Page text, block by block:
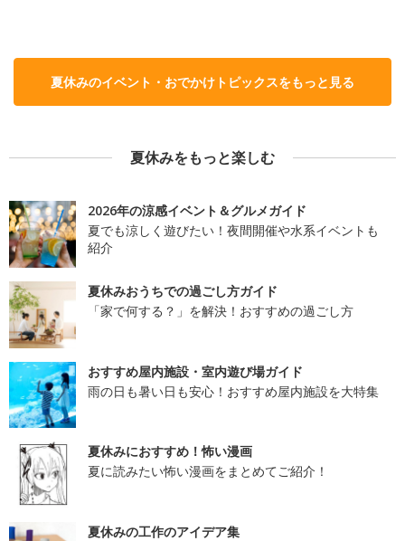
夏休みのイベント・おでかけトピックスをもっと見る
夏休みをもっと楽しむ
2026年の涼感イベント＆グルメガイド
夏でも涼しく遊びたい！夜間開催や水系イベントも
紹介
夏休みおうちでの過ごし方ガイド
「家で何する？」を解決！おすすめの過ごし方
おすすめ屋内施設・室内遊び場ガイド
雨の日も暑い日も安心！おすすめ屋内施設を大特集
夏休みにおすすめ！怖い漫画
夏に読みたい怖い漫画をまとめてご紹介！
夏休みの工作のアイデア集